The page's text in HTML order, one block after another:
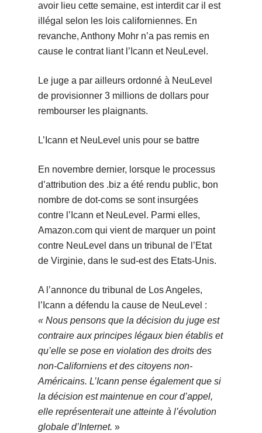
avoir lieu cette semaine, est interdit car il est
illégal selon les lois californiennes. En
revanche, Anthony Mohr n’a pas remis en
cause le contrat liant l’Icann et NeuLevel.
Le juge a par ailleurs ordonné à NeuLevel
de provisionner 3 millions de dollars pour
rembourser les plaignants.
L’Icann et NeuLevel unis pour se battre
En novembre dernier, lorsque le processus
d’attribution des .biz a été rendu public, bon
nombre de dot-coms se sont insurgées
contre l’Icann et NeuLevel. Parmi elles,
Amazon.com qui vient de marquer un point
contre NeuLevel dans un tribunal de l’Etat
de Virginie, dans le sud-est des Etats-Unis.
A l’annonce du tribunal de Los Angeles,
l’Icann a défendu la cause de NeuLevel :
« Nous pensons que la décision du juge est
contraire aux principes légaux bien établis et
qu’elle se pose en violation des droits des
non-Californiens et des citoyens non-
Américains. L’Icann pense également que si
la décision est maintenue en cour d’appel,
elle représenterait une atteinte à l’évolution
globale d’Internet. »